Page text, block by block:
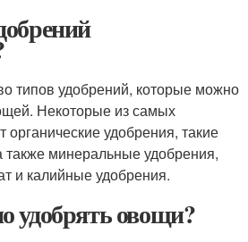
типов удобрений, которые можно
Некоторые из самых
удобрения, такие
также минеральные удобрения,
и калийные удобрения.
удобрять овощи?